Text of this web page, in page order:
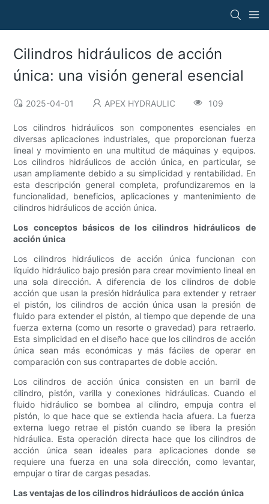
Cilindros hidráulicos de acción
única: una visión general esencial
2025-04-01 APEX HYDRAULIC 109
Los cilindros hidráulicos son componentes esenciales en
diversas aplicaciones industriales, que proporcionan fuerza
lineal y movimiento en una multitud de máquinas y equipos.
Los cilindros hidráulicos de acción única, en particular, se
usan ampliamente debido a su simplicidad y rentabilidad. En
esta descripción general completa, profundizaremos en la
funcionalidad, beneficios, aplicaciones y mantenimiento de
cilindros hidráulicos de acción única.
Los conceptos básicos de los cilindros hidráulicos de
acción única
Los cilindros hidráulicos de acción única funcionan con
líquido hidráulico bajo presión para crear movimiento lineal en
una sola dirección. A diferencia de los cilindros de doble
acción que usan la presión hidráulica para extender y retraer
el pistón, los cilindros de acción única usan la presión de
fluido para extender el pistón, al tiempo que depende de una
fuerza externa (como un resorte o gravedad) para retraerlo.
Esta simplicidad en el diseño hace que los cilindros de acción
única sean más económicas y más fáciles de operar en
comparación con sus contrapartes de doble acción.
Los cilindros de acción única consisten en un barril de
cilindro, pistón, varilla y conexiones hidráulicas. Cuando el
fluido hidráulico se bombea al cilindro, empuja contra el
pistón, lo que hace que se extienda hacia afuera. La fuerza
externa luego retrae el pistón cuando se libera la presión
hidráulica. Esta operación directa hace que los cilindros de
acción única sean ideales para aplicaciones donde se
requiere una fuerza en una sola dirección, como levantar,
empujar o tirar de cargas pesadas.
Las ventajas de los cilindros hidráulicos de acción única